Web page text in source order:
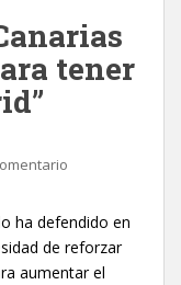
tener
ha defendido en
de reforzar
aumentar el